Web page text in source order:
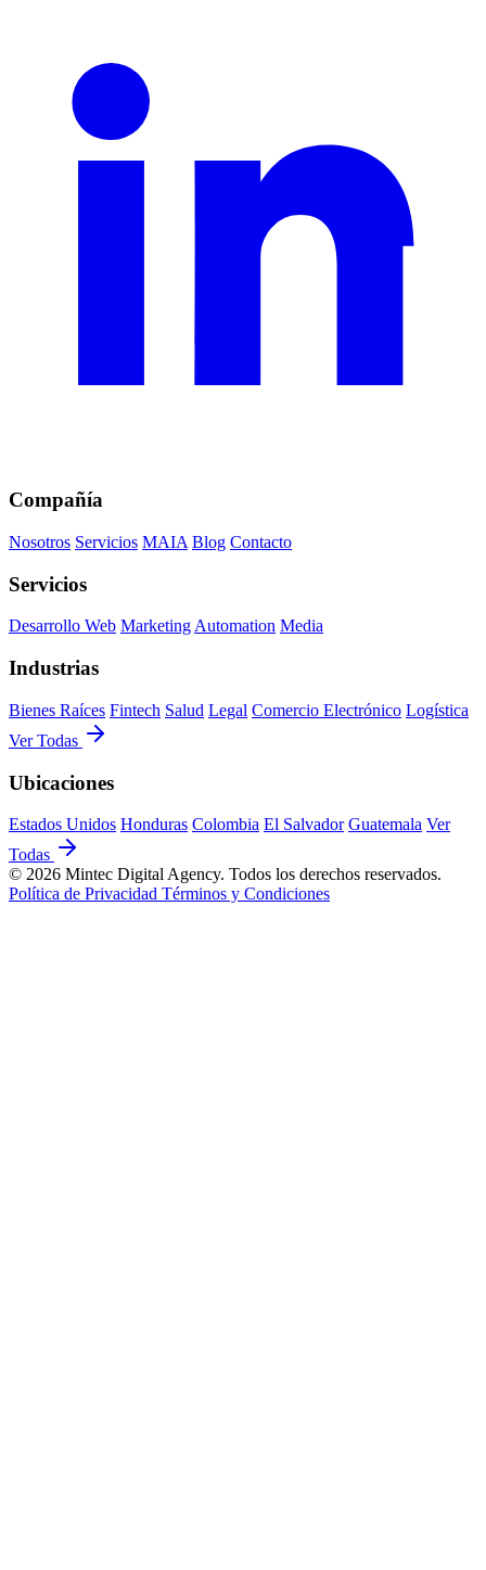
Compañía
Nosotros Servicios MAIA Blog Contacto
Servicios
Desarrollo Web Marketing Automation Media
Industrias
Bienes Raíces Fintech Salud Legal Comercio Electrónico Logística
Ver Todas
Ubicaciones
Estados Unidos Honduras Colombia El Salvador Guatemala Ver
Todas
© 2026 Mintec Digital Agency. Todos los derechos reservados.
Política de Privacidad Términos y Condiciones